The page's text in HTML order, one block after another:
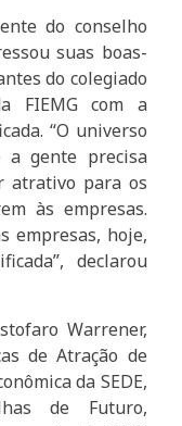
do conselho
suas boas-
do colegiado
FIEMG com a
“O universo
a gente precisa
atrativo para os
às empresas.
empresas, hoje,
declarou
Warrener,
de Atração de
da SEDE,
de Futuro,